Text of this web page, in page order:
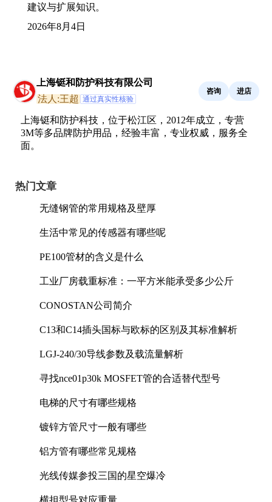
建议与扩展知识。
2026年8月4日
上海铤和防护科技有限公司
法人:王超 通过真实性核验
咨询 进店
上海铤和防护科技，位于松江区，2012年成立，专营
3M等多品牌防护用品，经验丰富，专业权威，服务全
面。
热门文章
无缝钢管的常用规格及壁厚
生活中常见的传感器有哪些呢
PE100管材的含义是什么
工业厂房载重标准：一平方米能承受多少公斤
CONOSTAN公司简介
C13和C14插头国标与欧标的区别及其标准解析
LGJ-240/30导线参数及载流量解析
寻找nce01p30k MOSFET管的合适替代型号
电梯的尺寸有哪些规格
镀锌方管尺寸一般有哪些
铝方管有哪些常见规格
光线传媒参投三国的星空爆冷
横担型号对应重量